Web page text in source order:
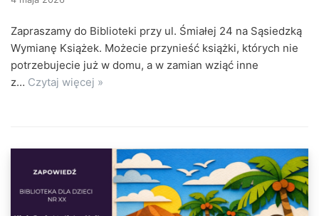
Zapraszamy do Biblioteki przy ul. Śmiałej 24 na Sąsiedzką
Wymianę Książek. Możecie przynieść książki, których nie
potrzebujecie już w domu, a w zamian wziąć inne
z… Czytaj więcej »